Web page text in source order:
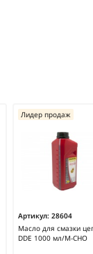
Артикул: 28604
Масло для смазки
DDE 1000 мл/M-CHO
Лидер продаж